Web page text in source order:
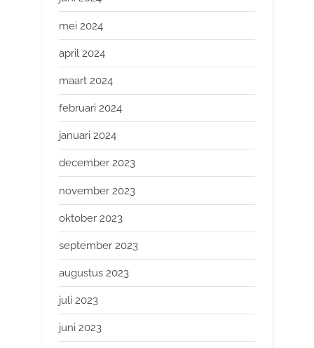
mei 2024
april 2024
maart 2024
februari 2024
januari 2024
december 2023
november 2023
oktober 2023
september 2023
augustus 2023
juli 2023
juni 2023